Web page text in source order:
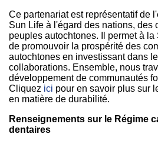
Ce partenariat est représentatif de
Sun Life à l'égard des nations, des
peuples autochtones. Il permet à
de promouvoir la prospérité des
autochtones en investissant dans
collaborations. Ensemble, nous
développement de communautés
Cliquez ici pour en savoir plus sur
en matière de durabilité.
Renseignements sur le Régime
dentaires